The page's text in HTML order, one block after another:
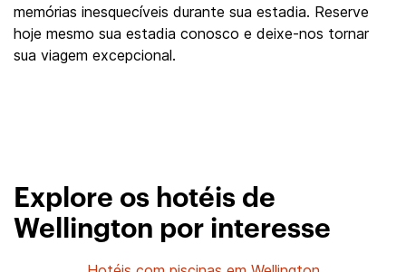
memórias inesquecíveis durante sua estadia. Reserve
hoje mesmo sua estadia conosco e deixe-nos tornar
sua viagem excepcional.
Explore os hotéis de
Wellington por interesse